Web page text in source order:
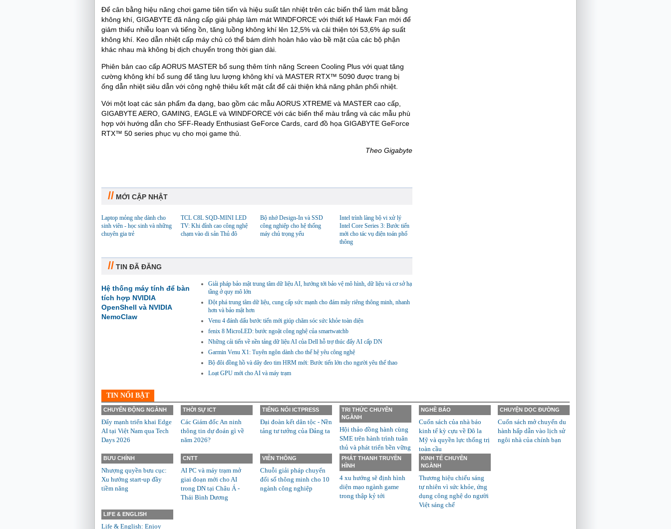
Để cân bằng hiệu năng chơi game tiên tiến và hiệu suất tản nhiệt trên các biến thể làm mát bằng
không khí, GIGABYTE đã nâng cấp giải pháp làm mát WINDFORCE với thiết kế Hawk Fan mới để
giảm thiểu nhiễu loạn và tiếng ồn, tăng luồng không khí lên 12,5% và cải thiện tới 53,6% áp suất
không khí. Keo dẫn nhiệt cấp máy chủ có thể bám dính hoàn hảo vào bề mặt của các bộ phận
khác nhau mà không bị dịch chuyển trong thời gian dài.
Phiên bản cao cấp AORUS MASTER bổ sung thêm tính năng Screen Cooling Plus với quạt tăng
cường không khí bổ sung để tăng lưu lượng không khí và MASTER RTX™ 5090 được trang bị
ống dẫn nhiệt siêu dẫn với công nghệ thiêu kết mặt cắt để cải thiện khả năng phân phối nhiệt.
Với một loạt các sản phẩm đa dạng, bao gồm các mẫu AORUS XTREME và MASTER cao cấp,
GIGABYTE AERO, GAMING, EAGLE và WINDFORCE với các biến thể màu trắng và các mẫu phù
hợp với hướng dẫn cho SFF-Ready Enthusiast GeForce Cards, card đồ họa GIGABYTE GeForce
RTX™ 50 series phục vụ cho mọi game thủ.
Theo Gigabyte
// MỚI CẬP NHẬT
Laptop mỏng nhẹ dành cho
sinh viên - học sinh và những
chuyên gia trẻ
TCL C8L SQD-MINI LED
TV: Khi đỉnh cao công nghệ
chạm vào di sản Thủ đô
Bộ nhớ Design-In và SSD
công nghiệp cho hệ thống
máy chủ trọng yếu
Intel trình làng bộ vi xử lý
Intel Core Series 3: Bước tiến
mới cho tác vụ điện toán phổ
thông
// TIN ĐÃ ĐĂNG
Hệ thống máy tính để bàn
tích hợp NVIDIA
OpenShell và NVIDIA
NemoClaw
Giải pháp bảo mật trung tâm dữ liệu AI, hướng tới bảo vệ mô hình, dữ liệu và cơ sở hạ
tầng ở quy mô lớn
Đột phá trung tâm dữ liệu, cung cấp sức mạnh cho đám mây riêng thông minh, nhanh
hơn và bảo mật hơn
Venu 4 đánh dấu bước tiến mới giúp chăm sóc sức khỏe toàn diện
fenix 8 MicroLED: bước ngoặt công nghệ của smartwatchb
Những cải tiến về nền tảng dữ liệu AI của Dell hỗ trợ thúc đẩy AI cấp DN
Garmin Venu X1: Tuyên ngôn dành cho thế hệ yêu công nghệ
Bộ đôi đồng hồ và dây đeo tim HRM mới: Bước tiến lớn cho người yêu thể thao
Loạt GPU mới cho AI và máy trạm
TIN NỔI BẬT
CHUYỂN ĐỘNG NGÀNH
Đẩy mạnh triển khai Edge
AI tại Việt Nam qua Tech
Days 2026
THỜI SỰ ICT
Các Giám đốc An ninh
thông tin dự đoán gì về
năm 2026?
TIẾNG NÓI ICTPRESS
Đại đoàn kết dân tộc - Nền
tảng tư tưởng của Đảng ta
TRI THỨC CHUYÊN
NGÀNH
Hội thảo đồng hành cùng
SME trên hành trình tuân
thủ và phát triển bền vững
NGHỀ BÁO
Cuốn sách của nhà báo
kinh tế kỳ cựu về Đô la
Mỹ và quyền lực thống trị
toàn cầu
CHUYỆN DỌC ĐƯỜNG
Cuốn sách mở chuyến du
hành hấp dẫn vào lịch sử
ngôi nhà của chính bạn
BƯU CHÍNH
Nhượng quyền bưu cục:
Xu hướng start-up đầy
tiềm năng
CNTT
AI PC và máy trạm mở
giai đoạn mới cho AI
trong DN tại Châu Á -
Thái Bình Dương
VIỄN THÔNG
Chuỗi giải pháp chuyển
đổi số thông minh cho 10
ngành công nghiệp
PHÁT THANH TRUYỀN
HÌNH
4 xu hướng sẽ định hình
diện mạo ngành game
trong thập kỷ tới
KINH TẾ CHUYÊN
NGÀNH
Thương hiệu chiếu sáng
tự nhiên vì sức khỏe, ứng
dụng công nghệ do người
Việt sáng chế
LIFE & ENGLISH
Life & English: Enjoy